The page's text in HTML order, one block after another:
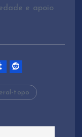
e apoio
topo